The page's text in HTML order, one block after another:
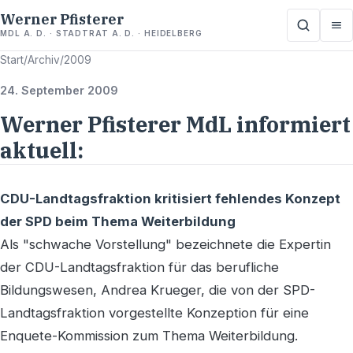
Werner Pfisterer
MDL A. D. · STADTRAT A. D. · HEIDELBERG
Start/Archiv/2009
24. September 2009
Werner Pfisterer MdL informiert
aktuell:
CDU-Landtagsfraktion kritisiert fehlendes Konzept
der SPD beim Thema Weiterbildung
Als "schwache Vorstellung" bezeichnete die Expertin
der CDU-Landtagsfraktion für das berufliche
Bildungswesen, Andrea Krueger, die von der SPD-
Landtagsfraktion vorgestellte Konzeption für eine
Enquete-Kommission zum Thema Weiterbildung.